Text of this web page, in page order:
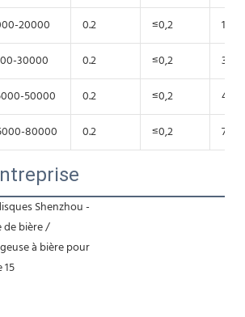
20000 0.2 ≤0,2
15
30000 0.2 ≤0,2
30
50000 0.2 ≤0,2
45
80000 0.2 ≤0,2 75